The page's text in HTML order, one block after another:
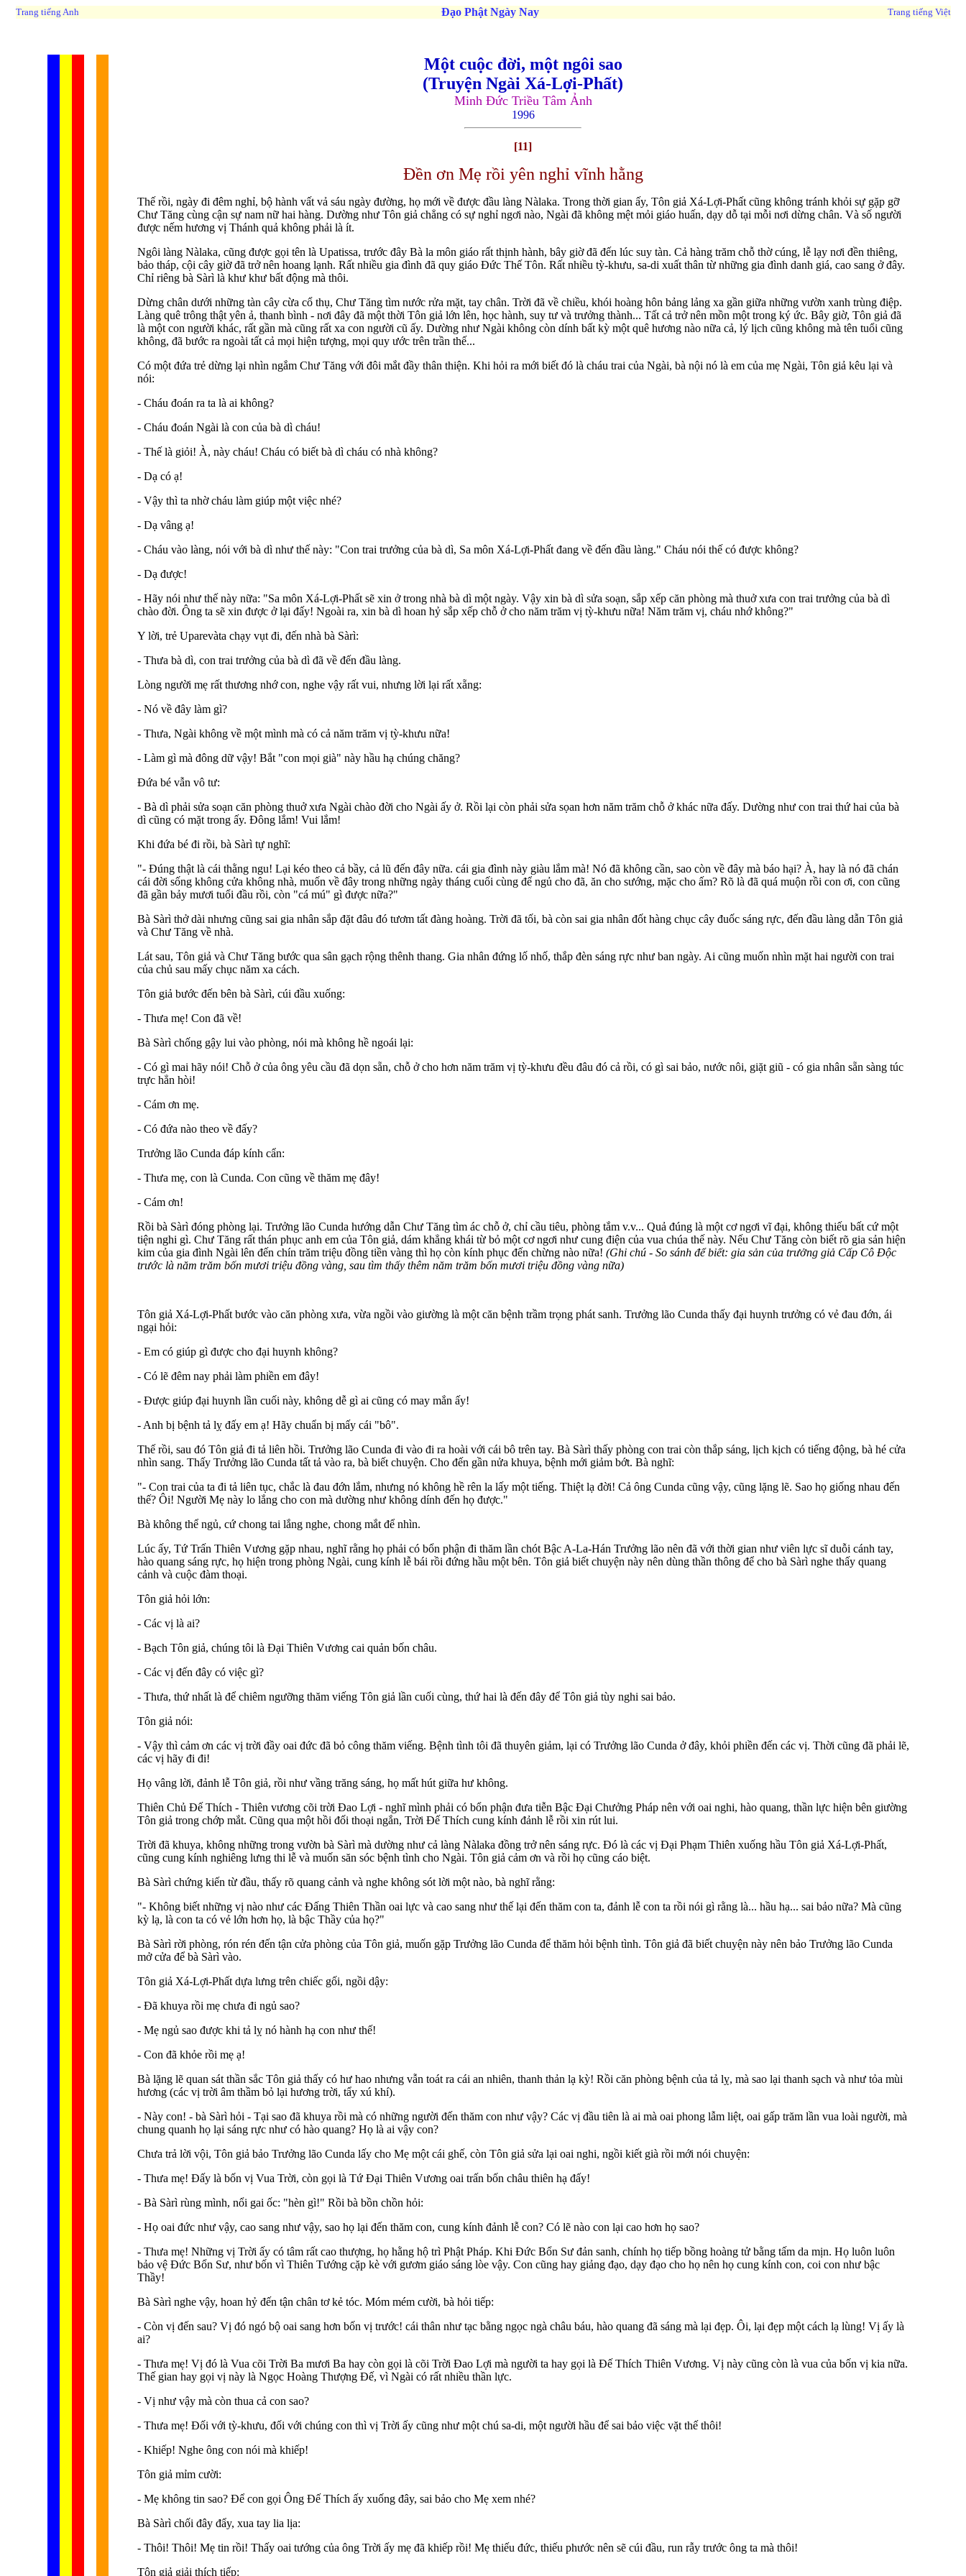
Trang tiếng Anh Đạo Phật Ngày Nay Trang tiếng Việt
Một cuộc đời, một ngôi sao
(Truyện Ngài Xá-Lợi-Phất)
Minh Ðức Triều Tâm Ảnh
1996
[11]
Ðền ơn Mẹ rồi yên nghỉ vĩnh hằng
Thế rồi, ngày đi đêm nghỉ, bộ hành vất vả sáu ngày đường, họ mới về được đầu làng Nàlaka. Trong thời gian ấy, Tôn giả Xá-Lợi-Phất cũng không tránh khỏi sự gặp gỡ
Chư Tăng cùng cận sự nam nữ hai hàng. Dường như Tôn giả chẳng có sự nghỉ ngơi nào, Ngài đã không mệt mỏi giáo huấn, dạy dỗ tại mỗi nơi dừng chân. Và số người
được nếm hương vị Thánh quả không phải là ít.
Ngôi làng Nàlaka, cũng được gọi tên là Upatissa, trước đây Bà la môn giáo rất thịnh hành, bây giờ đã đến lúc suy tàn. Cả hàng trăm chỗ thờ cúng, lễ lạy nơi đền thiêng,
bảo tháp, cội cây giờ đã trở nên hoang lạnh. Rất nhiều gia đình đã quy giáo Ðức Thế Tôn. Rất nhiều tỳ-khưu, sa-di xuất thân từ những gia đình danh giá, cao sang ở đây.
Chỉ riêng bà Sàrì là khư khư bất động mà thôi.
Dừng chân dưới những tàn cây cừa cổ thụ, Chư Tăng tìm nước rửa mặt, tay chân. Trời đã về chiều, khói hoàng hôn bảng lảng xa gần giữa những vườn xanh trùng điệp.
Làng quê trông thật yên ả, thanh bình - nơi đây đã một thời Tôn giả lớn lên, học hành, suy tư và trưởng thành... Tất cả trở nên mồn một trong ký ức. Bây giờ, Tôn giả đã
là một con người khác, rất gần mà cũng rất xa con người cũ ấy. Dường như Ngài không còn dính bất kỳ một quê hương nào nữa cả, lý lịch cũng không mà tên tuổi cũng
không, đã bước ra ngoài tất cả mọi hiện tượng, mọi quy ước trên trần thế...
Có một đứa trẻ dừng lại nhìn ngắm Chư Tăng với đôi mắt đầy thân thiện. Khi hỏi ra mới biết đó là cháu trai của Ngài, bà nội nó là em của mẹ Ngài, Tôn giả kêu lại và
nói:
- Cháu đoán ra ta là ai không?
- Cháu đoán Ngài là con của bà dì cháu!
- Thế là giỏi! À, này cháu! Cháu có biết bà dì cháu có nhà không?
- Dạ có ạ!
- Vậy thì ta nhờ cháu làm giúp một việc nhé?
- Dạ vâng ạ!
- Cháu vào làng, nói với bà dì như thế này: "Con trai trưởng của bà dì, Sa môn Xá-Lợi-Phất đang về đến đầu làng." Cháu nói thế có được không?
- Dạ được!
- Hãy nói như thế này nữa: "Sa môn Xá-Lợi-Phất sẽ xin ở trong nhà bà dì một ngày. Vậy xin bà dì sửa soạn, sắp xếp căn phòng mà thuở xưa con trai trưởng của bà dì
chào đời. Ông ta sẽ xin được ở lại đấy! Ngoài ra, xin bà dì hoan hỷ sắp xếp chỗ ở cho năm trăm vị tỳ-khưu nữa! Năm trăm vị, cháu nhớ không?"
Y lời, trẻ Uparevàta chạy vụt đi, đến nhà bà Sàrì:
- Thưa bà dì, con trai trưởng của bà dì đã về đến đầu làng.
Lòng người mẹ rất thương nhớ con, nghe vậy rất vui, nhưng lời lại rất xẵng:
- Nó về đây làm gì?
- Thưa, Ngài không về một mình mà có cả năm trăm vị tỳ-khưu nữa!
- Làm gì mà đông dữ vậy! Bắt "con mọi già" này hầu hạ chúng chăng?
Ðứa bé vẫn vô tư:
- Bà dì phải sửa soạn căn phòng thuở xưa Ngài chào đời cho Ngài ấy ở. Rồi lại còn phải sửa sọan hơn năm trăm chỗ ở khác nữa đấy. Dường như con trai thứ hai của bà
dì cũng có mặt trong ấy. Ðông lắm! Vui lắm!
Khi đứa bé đi rồi, bà Sàrì tự nghĩ:
"- Ðúng thật là cái thằng ngu! Lại kéo theo cả bầy, cả lũ đến đây nữa. cái gia đình này giàu lắm mà! Nó đã không cần, sao còn về đây mà báo hại? À, hay là nó đã chán
cái đời sống không cửa không nhà, muốn về đây trong những ngày tháng cuối cùng để ngủ cho đã, ăn cho sướng, mặc cho ấm? Rõ là đã quá muộn rồi con ơi, con cũng
đã gần bảy mươi tuổi đầu rồi, còn "cá mú" gì được nữa?"
Bà Sàrì thở dài nhưng cũng sai gia nhân sắp đặt đâu đó tươm tất đàng hoàng. Trời đã tối, bà còn sai gia nhân đốt hàng chục cây đuốc sáng rực, đến đầu làng dẫn Tôn giả
và Chư Tăng về nhà.
Lát sau, Tôn giả và Chư Tăng bước qua sân gạch rộng thênh thang. Gia nhân đứng lố nhố, thắp đèn sáng rực như ban ngày. Ai cũng muốn nhìn mặt hai người con trai
của chủ sau mấy chục năm xa cách.
Tôn giả bước đến bên bà Sàrì, cúi đầu xuống:
- Thưa mẹ! Con đã về!
Bà Sàrì chống gậy lui vào phòng, nói mà không hề ngoái lại:
- Có gì mai hãy nói! Chỗ ở của ông yêu cầu đã dọn sẵn, chỗ ở cho hơn năm trăm vị tỳ-khưu đều đâu đó cả rồi, có gì sai bảo, nước nôi, giặt giũ - có gia nhân sẵn sàng túc
trực hẳn hòi!
- Cám ơn mẹ.
- Có đứa nào theo về đấy?
Trưởng lão Cunda đáp kính cẩn:
- Thưa mẹ, con là Cunda. Con cũng về thăm mẹ đây!
- Cám ơn!
Rồi bà Sàrì đóng phòng lại. Trưởng lão Cunda hướng dẫn Chư Tăng tìm ác chỗ ở, chỉ cầu tiêu, phòng tắm v.v... Quả đúng là một cơ ngơi vĩ đại, không thiếu bất cứ một
tiện nghi gì. Chư Tăng rất thán phục anh em của Tôn giả, dám khẳng khái từ bỏ một cơ ngơi như cung điện của vua chúa thế này. Nếu Chư Tăng còn biết rõ gia sản hiện
kim của gia đình Ngài lên đến chín trăm triệu đồng tiền vàng thì họ còn kính phục đến chừng nào nữa! (Ghi chú - So sánh để biết: gia sản của trưởng giả Cấp Cô Ðộc
trước là năm trăm bốn mươi triệu đồng vàng, sau tìm thấy thêm năm trăm bốn mươi triệu đồng vàng nữa)
Tôn giả Xá-Lợi-Phất bước vào căn phòng xưa, vừa ngồi vào giường là một căn bệnh trầm trọng phát sanh. Trưởng lão Cunda thấy đại huynh trưởng có vẻ đau đớn, ái
ngại hỏi:
- Em có giúp gì được cho đại huynh không?
- Có lẽ đêm nay phải làm phiền em đây!
- Ðược giúp đại huynh lần cuối này, không dễ gì ai cũng có may mắn ấy!
- Anh bị bệnh tả lỵ đấy em ạ! Hãy chuẩn bị mấy cái "bô".
Thế rồi, sau đó Tôn giả đi tả liên hồi. Trưởng lão Cunda đi vào đi ra hoài với cái bô trên tay. Bà Sàrì thấy phòng con trai còn thắp sáng, lịch kịch có tiếng động, bà hé cửa
nhìn sang. Thấy Trưởng lão Cunda tất tả vào ra, bà biết chuyện. Cho đến gần nửa khuya, bệnh mới giảm bớt. Bà nghĩ:
"- Con trai của ta đi tả liên tục, chắc là đau đớn lắm, nhưng nó không hề rên la lấy một tiếng. Thiệt lạ đời! Cả ông Cunda cũng vậy, cũng lặng lẽ. Sao họ giống nhau đến
thế? Ôi! Người Mẹ này lo lắng cho con mà dường như không dính đến họ được."
Bà không thể ngủ, cứ chong tai lắng nghe, chong mắt để nhìn.
Lúc ấy, Tứ Trấn Thiên Vương gặp nhau, nghĩ rằng họ phải có bổn phận đi thăm lần chót Bậc A-La-Hán Trưởng lão nên đã với thời gian như viên lực sĩ duỗi cánh tay,
hào quang sáng rực, họ hiện trong phòng Ngài, cung kính lễ bái rồi đứng hầu một bên. Tôn giả biết chuyện này nên dùng thần thông để cho bà Sàrì nghe thấy quang
cảnh và cuộc đàm thoại.
Tôn giả hỏi lớn:
- Các vị là ai?
- Bạch Tôn giả, chúng tôi là Ðại Thiên Vương cai quản bốn châu.
- Các vị đến đây có việc gì?
- Thưa, thứ nhất là để chiêm ngưỡng thăm viếng Tôn giả lần cuối cùng, thứ hai là đến đây để Tôn giả tùy nghi sai bảo.
Tôn giả nói:
- Vậy thì cảm ơn các vị trời đầy oai đức đã bỏ công thăm viếng. Bệnh tình tôi đã thuyên giảm, lại có Trưởng lão Cunda ở đây, khỏi phiền đến các vị. Thời cũng đã phải lẽ,
các vị hãy đi đi!
Họ vâng lời, đảnh lễ Tôn giả, rồi như vầng trăng sáng, họ mất hút giữa hư không.
Thiên Chủ Ðế Thích - Thiên vương cõi trời Ðao Lợi - nghĩ mình phải có bổn phận đưa tiễn Bậc Ðại Chưởng Pháp nên với oai nghi, hào quang, thần lực hiện bên giường
Tôn giả trong chớp mắt. Cũng qua một hồi đối thoại ngắn, Trời Ðế Thích cung kính đảnh lễ rồi xin rút lui.
Trời đã khuya, không những trong vườn bà Sàrì mà dường như cả làng Nàlaka đồng trở nên sáng rực. Ðó là các vị Ðại Phạm Thiên xuống hầu Tôn giả Xá-Lợi-Phất,
cũng cung kính nghiêng lưng thi lễ và muốn săn sóc bệnh tình cho Ngài. Tôn giả cảm ơn và rồi họ cũng cáo biệt.
Bà Sàrì chứng kiến từ đầu, thấy rõ quang cảnh và nghe không sót lời một nào, bà nghĩ rằng:
"- Không biết những vị nào như các Ðấng Thiên Thần oai lực và cao sang như thế lại đến thăm con ta, đảnh lễ con ta rồi nói gì rằng là... hầu hạ... sai bảo nữa? Mà cũng
kỳ lạ, là con ta có vẻ lớn hơn họ, là bậc Thầy của họ?"
Bà Sàrì rời phòng, rón rén đến tận cửa phòng của Tôn giả, muốn gặp Trưởng lão Cunda để thăm hỏi bệnh tình. Tôn giả đã biết chuyện này nên bảo Trưởng lão Cunda
mở cửa để bà Sàrì vào.
Tôn giả Xá-Lợi-Phất dựa lưng trên chiếc gối, ngồi dậy:
- Ðã khuya rồi mẹ chưa đi ngủ sao?
- Mẹ ngủ sao được khi tả lỵ nó hành hạ con như thế!
- Con đã khỏe rồi mẹ ạ!
Bà lặng lẽ quan sát thần sắc Tôn giả thấy có hư hao nhưng vẫn toát ra cái an nhiên, thanh thản lạ kỳ! Rồi căn phòng bệnh của tả lỵ, mà sao lại thanh sạch và như tỏa mùi
hương (các vị trời âm thầm bỏ lại hương trời, tẩy xú khí).
- Này con! - bà Sàrì hỏi - Tại sao đã khuya rồi mà có những người đến thăm con như vậy? Các vị đầu tiên là ai mà oai phong lẫm liệt, oai gấp trăm lần vua loài người, mà
chung quanh họ lại sáng rực như có hào quang? Họ là ai vậy con?
Chưa trả lời vội, Tôn giả bảo Trưởng lão Cunda lấy cho Mẹ một cái ghế, còn Tôn giả sửa lại oai nghi, ngồi kiết già rồi mới nói chuyện:
- Thưa mẹ! Ðấy là bốn vị Vua Trời, còn gọi là Tứ Ðại Thiên Vương oai trấn bốn châu thiên hạ đấy!
- Bà Sàrì rùng mình, nổi gai ốc: "hèn gì!" Rồi bà bồn chồn hỏi:
- Họ oai đức như vậy, cao sang như vậy, sao họ lại đến thăm con, cung kính đảnh lễ con? Có lẽ nào con lại cao hơn họ sao?
- Thưa mẹ! Những vị Trời ấy có tâm rất cao thượng, họ hằng hộ trì Phật Pháp. Khi Ðức Bổn Sư đản sanh, chính họ tiếp bồng hoàng tử bằng tấm da mịn. Họ luôn luôn
bảo vệ Ðức Bổn Sư, như bốn vì Thiên Tướng cặp kè với gươm giáo sáng lòe vậy. Con cũng hay giảng đạo, dạy đạo cho họ nên họ cung kính con, coi con như bậc
Thầy!
Bà Sàrì nghe vậy, hoan hỷ đến tận chân tơ kẻ tóc. Móm mém cười, bà hỏi tiếp:
- Còn vị đến sau? Vị đó ngó bộ oai sang hơn bốn vị trước! cái thân như tạc bằng ngọc ngà châu báu, hào quang đã sáng mà lại đẹp. Ôi, lại đẹp một cách lạ lùng! Vị ấy là
ai?
- Thưa mẹ! Vị đó là Vua cõi Trời Ba mươi Ba hay còn gọi là cõi Trời Ðao Lợi mà người ta hay gọi là Ðế Thích Thiên Vương. Vị này cũng còn là vua của bốn vị kia nữa.
Thế gian hay gọi vị này là Ngọc Hoàng Thượng Ðế, vì Ngài có rất nhiều thần lực.
- Vị như vậy mà còn thua cả con sao?
- Thưa mẹ! Ðối với tỳ-khưu, đối với chúng con thì vị Trời ấy cũng như một chú sa-di, một người hầu để sai bảo việc vặt thế thôi!
- Khiếp! Nghe ông con nói mà khiếp!
Tôn giả mỉm cười:
- Mẹ không tin sao? Ðể con gọi Ông Ðế Thích ấy xuống đây, sai bảo cho Mẹ xem nhé?
Bà Sàrì chối đây đẩy, xua tay lia lịa:
- Thôi! Thôi! Mẹ tin rồi! Thấy oai tướng của ông Trời ấy mẹ đã khiếp rồi! Mẹ thiếu đức, thiếu phước nên sẽ cúi đầu, run rẫy trước ông ta mà thôi!
Tôn giả giải thích tiếp: